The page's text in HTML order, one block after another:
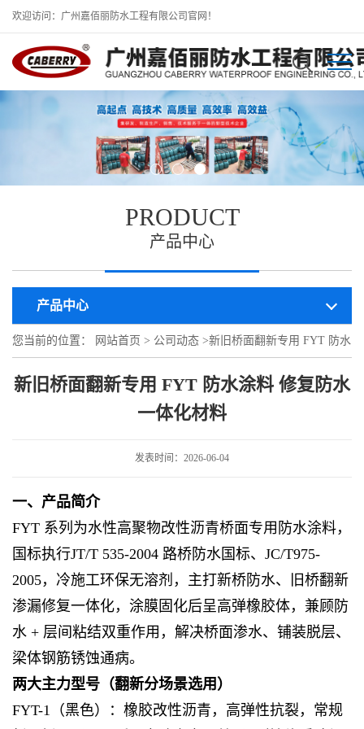
欢迎访问：广州嘉佰丽防水工程有限公司官网！
PRODUCT
产品中心
产品中心
您当前的位置： 网站首页 > 公司动态 >新旧桥面翻新专用 FYT 防水
涂料 修复防水一体化材料
新旧桥面翻新专用 FYT 防水涂料 修复防水
一体化材料
发表时间：2026-06-04
一、产品简介
FYT 系列为水性高聚物改性沥青桥面专用防水涂料，
国标执行JT/T 535-2004 路桥防水国标、JC/T975-
2005，冷施工环保无溶剂，主打新桥防水、旧桥翻新
渗漏修复一体化，涂膜固化后呈高弹橡胶体，兼顾防
水 + 层间粘结双重作用，解决桥面渗水、铺装脱层、
梁体钢筋锈蚀通病。
两大主力型号（翻新分场景选用）
FYT-1（黑色）：橡胶改性沥青，高弹性抗裂，常规